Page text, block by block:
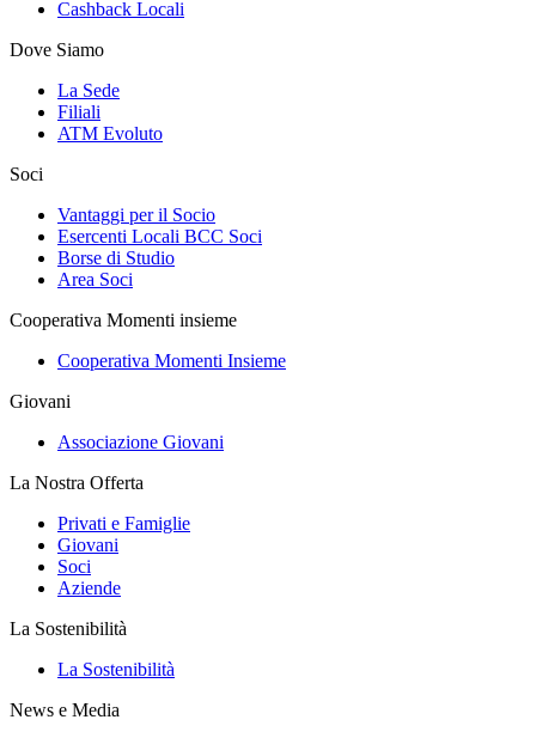
Cashback Locali
Dove Siamo
La Sede
Filiali
ATM Evoluto
Soci
Vantaggi per il Socio
Esercenti Locali BCC Soci
Borse di Studio
Area Soci
Cooperativa Momenti insieme
Cooperativa Momenti Insieme
Giovani
Associazione Giovani
La Nostra Offerta
Privati e Famiglie
Giovani
Soci
Aziende
La Sostenibilità
La Sostenibilità
News e Media